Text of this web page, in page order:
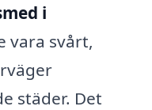
i
vara svårt,
städer. Det